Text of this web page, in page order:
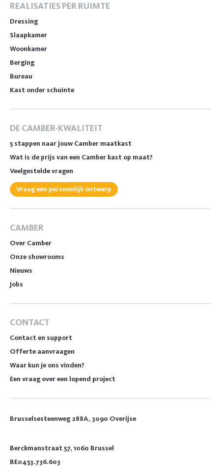
REALISATIES PER RUIMTE
Dressing
Slaapkamer
Woonkamer
Berging
Bureau
Kast onder schuinte
DE CAMBER-KWALITEIT
5 stappen naar jouw Camber maatkast
Wat is de prijs van een Camber kast op maat?
Veelgestelde vragen
Vraag een persoonlijk ontwerp
CAMBER
Over Camber
Onze showrooms
Nieuws
Jobs
CONTACT
Contact en support
Offerte aanvraagen
Waar kun je ons vinden?
Een vraag over een lopend project
Brusselsesteenweg 288A, 3090 Overijse
Berckmanstraat 57, 1060 Brussel
BE0453.736.603